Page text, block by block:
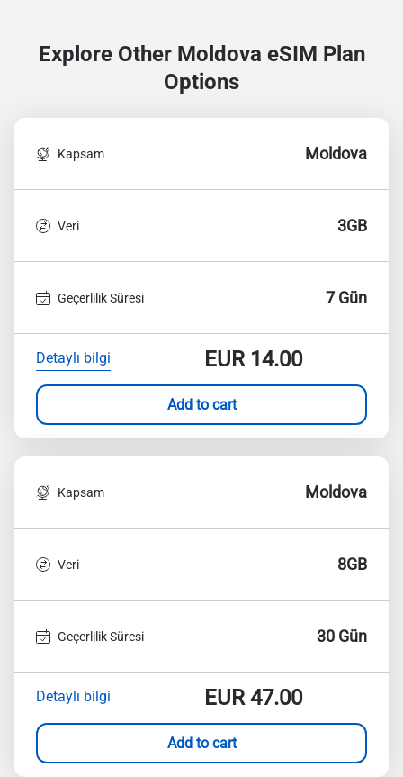
Explore Other Moldova eSIM Plan
Options
Kapsam Moldova
Veri 3GB
Geçerlilik Süresi 7 Gün
Detaylı bilgi EUR14.00
Add to cart
Kapsam Moldova
Veri 8GB
Geçerlilik Süresi 30 Gün
Detaylı bilgi EUR47.00
Add to cart